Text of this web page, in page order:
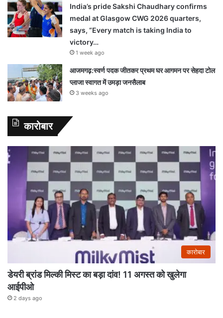
India’s pride Sakshi Chaudhary confirms
medal at Glasgow CWG 2026 quarters,
says, “Every match is taking India to
victory…
1 week ago
आजमगढ़:स्वर्ण पदक जीतकर प्रथम घर आगमन पर सेहदा टोल
प्लाजा स्वागत में उमड़ा जनसैलाब
3 weeks ago
कारोबार
कारोबार
डेयरी ब्रांड मिल्की मिस्ट का बड़ा दांव! 11 अगस्त को खुलेगा
आईपीओ
2 days ago